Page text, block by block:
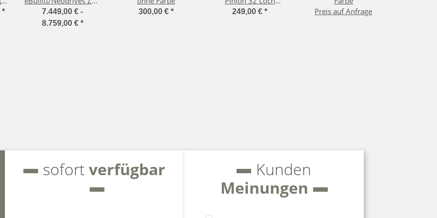
*
Motor mit 6 bis 18
Gängen
7.449,00 € -
8.759,00 € *
300,00 € *
Nabe/Andra 40 Felge
249,00 € *
Preis auf Anfrage
sofortverfügbar
Kunden
Meinungen